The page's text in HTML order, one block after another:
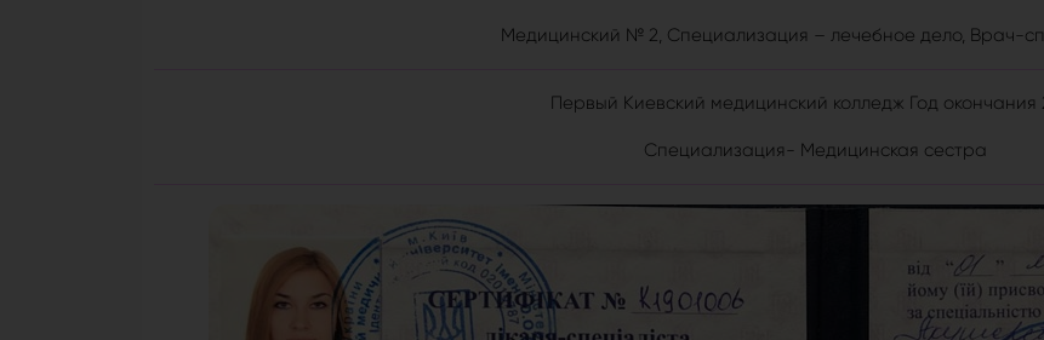
Медицинский № 2, Специализация – лечебное дело, Врач-
Первый Киевский медицинский колледж Год окончания
Специализация- Медицинская сестра